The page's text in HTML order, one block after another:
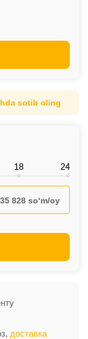
sotib oling
18 24
828 so‘m/oy
доставка